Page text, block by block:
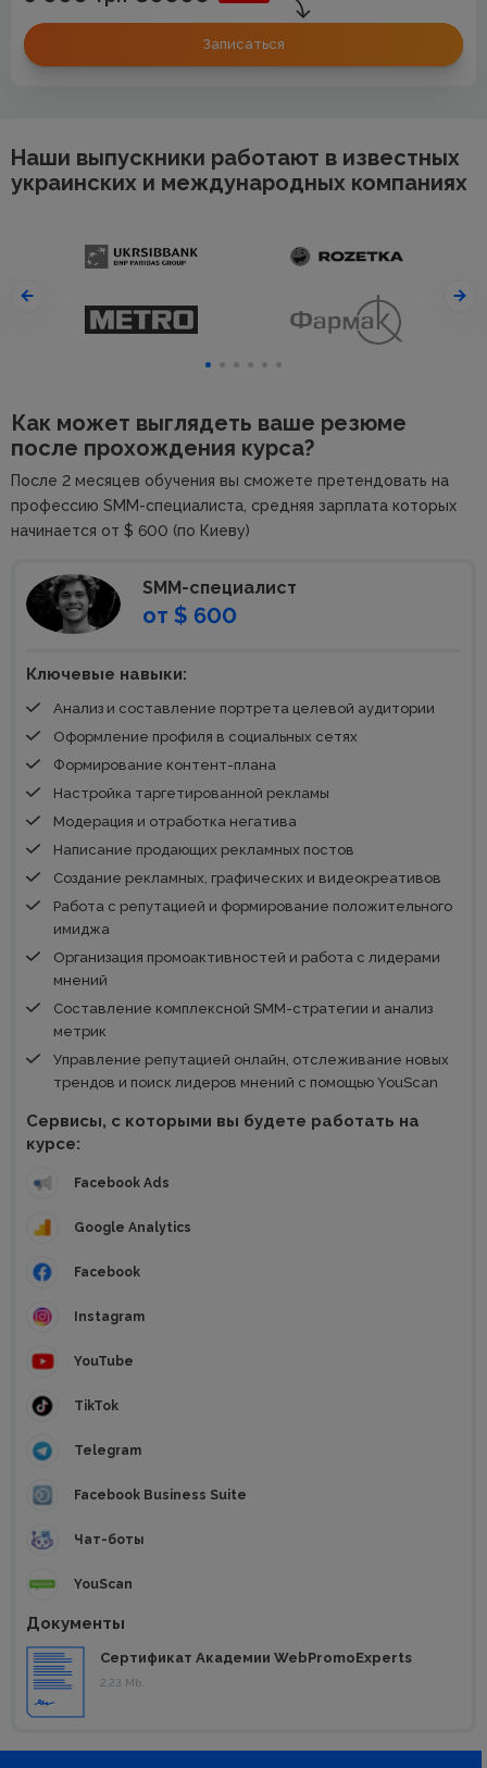
Записаться
Наши выпускники работают в известных
украинских и международных компаниях
Как может выглядеть ваше резюме
после прохождения курса?
После 2 месяцев обучения вы сможете претендовать на
профессию SMM-специалиста, средняя зарплата которых
начинается от $ 600 (по Киеву)
SMM-специалист
от $ 600
Ключевые навыки:
Анализ и составление портрета целевой аудитории
Оформление профиля в социальных сетях
Формирование контент-плана
Настройка таргетированной рекламы
Модерация и отработка негатива
Написание продающих рекламных постов
Создание рекламных, графических и видеокреативов
Работа с репутацией и формирование положительного
имиджа
Организация промоактивностей и работа с лидерами
мнений
Составление комплексной SMM-стратегии и анализ
метрик
Управление репутацией онлайн, отслеживание новых
трендов и поиск лидеров мнений с помощью YouScan
Сервисы, с которыми вы будете работать на
курсе:
Facebook Ads
Google Analytics
Facebook
Instagram
YouTube
TikTok
Telegram
Facebook Business Suite
Чат-боты
YouScan
Документы
Сертификат Академии WebPromoExperts
2.23 Mb.